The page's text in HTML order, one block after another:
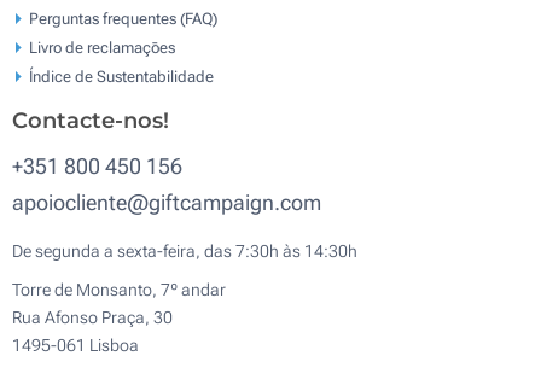
Perguntas frequentes (FAQ)
Livro de reclamaçōes
Índice de Sustentabilidade
Contacte-nos!
+351 800 450 156
apoiocliente@giftcampaign.com
De segunda a sexta-feira, das 7:30h às 14:30h
Torre de Monsanto, 7º andar
Rua Afonso Praça, 30
1495-061 Lisboa